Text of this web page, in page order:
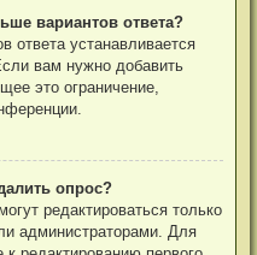
вариантов ответа?
ответа устанавливается
вам нужно добавить
это ограничение,
опрос?
редактироваться только
администраторами. Для